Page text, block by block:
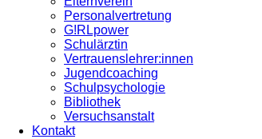
Personalvertretung
G!RLpower
Schulärztin
Vertrauenslehrer:innen
Jugendcoaching
Schulpsychologie
Bibliothek
Versuchsanstalt
Kontakt